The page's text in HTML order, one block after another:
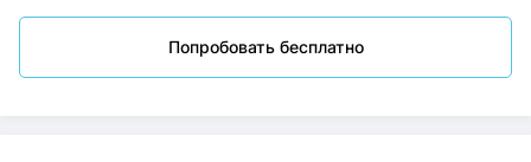
Попробовать бесплатно